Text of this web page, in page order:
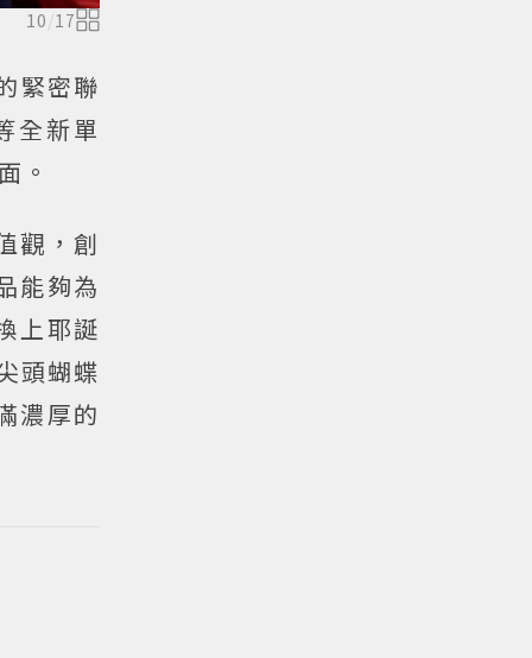
10 /17
緊密聯
全新單
。
觀，創
能夠為
上耶誕
頭蝴蝶
濃厚的